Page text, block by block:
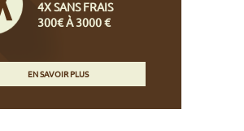
4X SANS FRAIS
300€ À 3000 €
EN SAVOIR PLUS